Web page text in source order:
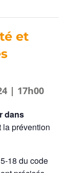
et
| 17h00
dans
prévention
18 du code